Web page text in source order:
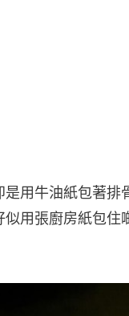
用牛油紙包著排
用張廚房紙包住